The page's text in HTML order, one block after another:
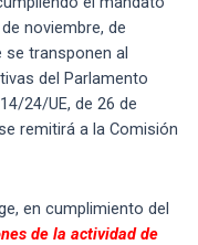
noviembre, de
se transponen al
del Parlamento
24/UE, de 26 de
remitirá a la Comisión
en cumplimiento del
de la actividad de